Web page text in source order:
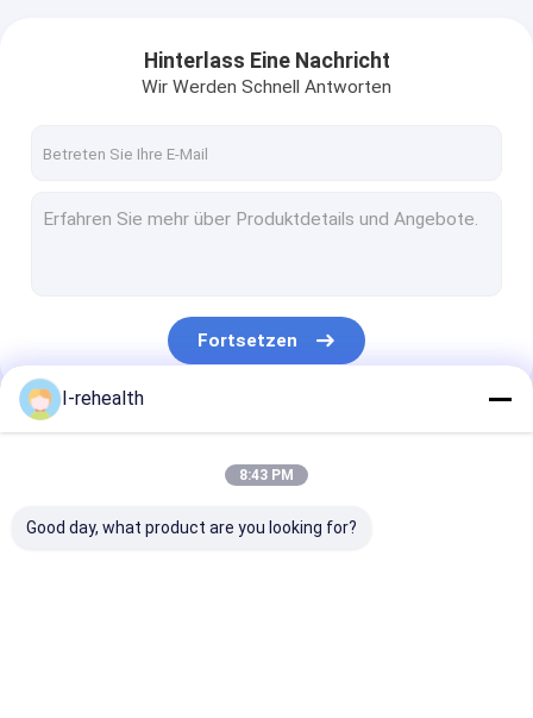
Fluorid-Behandlung für Kinder
Pädiatrischer Fluorid-Lack
Fluorid-Zahn-Lack
Zähne lackieren Schutz
Fluorid-Dichtungsmittel
Hinterlass Eine Nachricht
Wir Werden Schnell Antworten
Fortsetzen
Unsere Kategorien
I-rehealth
8:43 PM
Good day, what product are you looking for?